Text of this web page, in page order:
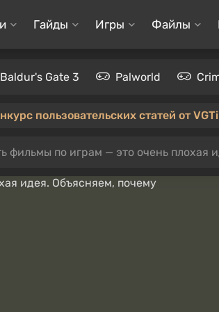
Гайды Игры Файлы
Baldur's Gate 3 Palworld
пользовательских статей от
фильмы по играм — это очень плохая